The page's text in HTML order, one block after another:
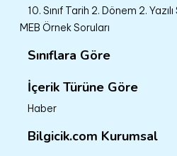
10. Sınıf Tarih 2. Dönem 2.
MEB Örnek Soruları
Sınıflara Göre
İçerik Türüne Göre
Haber
Bilgicik.com Kurumsal